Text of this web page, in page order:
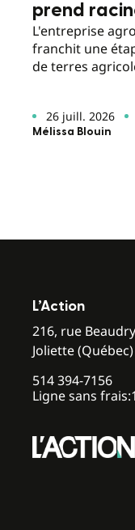
prend
L'entreprise
franchit une
de terres
26 juill. 2026
Mélissa Blouin
L’Action
216, rue
Joliette (Québec)
514 394-7156
Ligne sans frais: